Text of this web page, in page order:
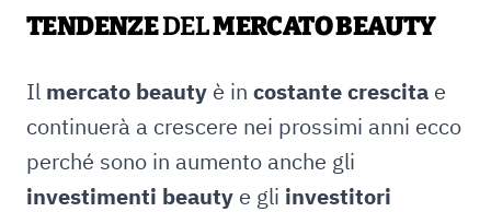
TENDENZEDELMERCATO BEAUTY
Il mercato beauty è in costante crescita e
continuerà a crescere nei prossimi anni ecco
perché sono in aumento anche gli
investimenti beauty e gli investitori